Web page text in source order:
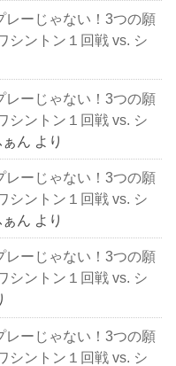
レーじゃない！3つの願
シントン１回戦 vs. シ
レーじゃない！3つの願
シントン１回戦 vs. シ
ん より
レーじゃない！3つの願
シントン１回戦 vs. シ
ん より
レーじゃない！3つの願
シントン１回戦 vs. シ
レーじゃない！3つの願
シントン１回戦 vs. シ